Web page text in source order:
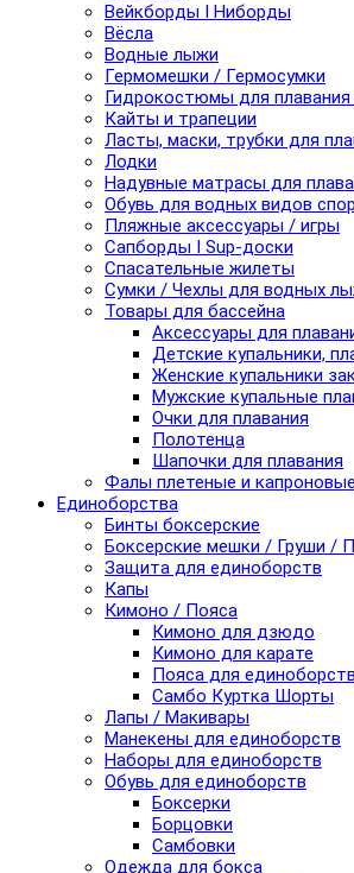
Вейкборды I Ниборды
Вёсла
Водные лыжи
Гермомешки / Гермосумки
Гидрокостюмы для
Кайты и трапеции
Ласты, маски, трубки для
Лодки
Надувные матрасы для
Обувь для водных видов
Пляжные аксессуары / игры
Сапборды I Sup-доски
Спасательные жилеты
Сумки / Чехлы для водных
Товары для бассейна
Аксессуары для
Детские купальники,
Женские купальники
Мужские купальные
Очки для плавания
Полотенца
Шапочки для плавания
Фалы плетеные и капроновые
Единоборства
Бинты боксерские
Боксерские мешки / Груши /
Защита для единоборств
Капы
Кимоно / Пояса
Кимоно для дзюдо
Кимоно для карате
Пояса для единоборств
Самбо Куртка Шорты
Лапы / Макивары
Манекены для единоборств
Наборы для единоборств
Обувь для единоборств
Боксерки
Борцовки
Самбовки
Одежда для бокса